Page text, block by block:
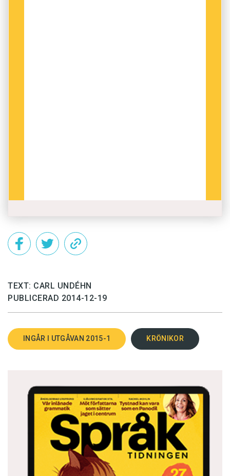
TEXT: CARL UNDÉHN
PUBLICERAD 2014-12-19
INGÅR I UTGÅVAN 2015-1 KRÖNIKOR